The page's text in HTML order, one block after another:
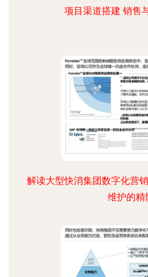
项目渠道搭建 销售
解读大型快消集团数字化营
维护的精